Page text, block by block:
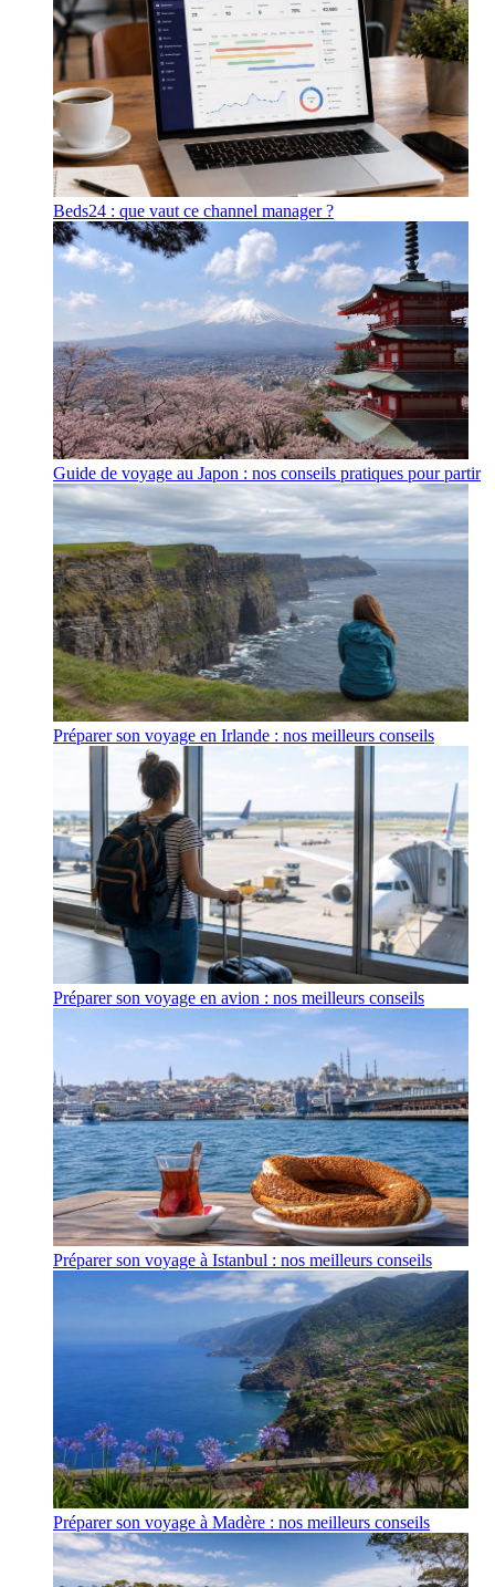
Beds24 : que vaut ce channel manager ?
Guide de voyage au Japon : nos conseils pratiques pour partir
Préparer son voyage en Irlande : nos meilleurs conseils
Préparer son voyage en avion : nos meilleurs conseils
Préparer son voyage à Istanbul : nos meilleurs conseils
Préparer son voyage à Madère : nos meilleurs conseils